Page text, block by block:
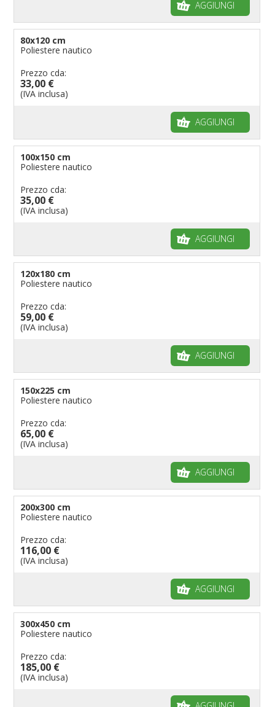
AGGIUNGI
80x120 cm
Poliestere nautico
Prezzo cda:
33,00 €
(IVA inclusa)
AGGIUNGI
100x150 cm
Poliestere nautico
Prezzo cda:
35,00 €
(IVA inclusa)
AGGIUNGI
120x180 cm
Poliestere nautico
Prezzo cda:
59,00 €
(IVA inclusa)
AGGIUNGI
150x225 cm
Poliestere nautico
Prezzo cda:
65,00 €
(IVA inclusa)
AGGIUNGI
200x300 cm
Poliestere nautico
Prezzo cda:
116,00 €
(IVA inclusa)
AGGIUNGI
300x450 cm
Poliestere nautico
Prezzo cda:
185,00 €
(IVA inclusa)